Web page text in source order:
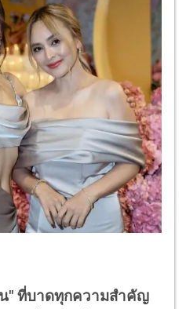
น" ที่บาดทุกความสำคัญ